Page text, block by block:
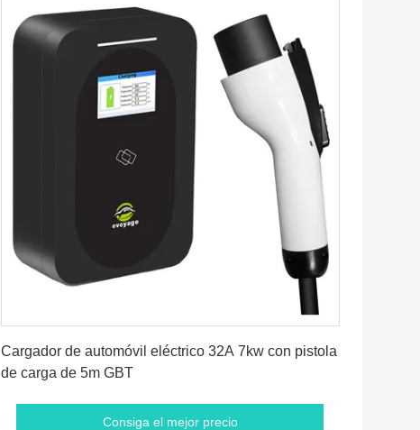
Cargador de automóvil eléctrico 32A 7kw con pistola
de carga de 5m GBT
Consiga el mejor precio